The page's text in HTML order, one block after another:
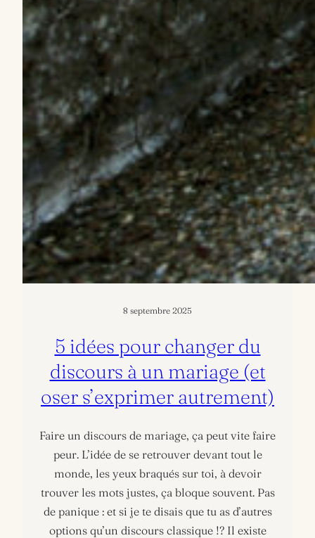
8 septembre 2025
5 idées pour changer du
discours à un mariage (et
oser s’exprimer autrement)
Faire un discours de mariage, ça peut vite faire
peur. L’idée de se retrouver devant tout le
monde, les yeux braqués sur toi, à devoir
trouver les mots justes, ça bloque souvent. Pas
de panique : et si je te disais que tu as d’autres
options qu’un discours classique !? Il existe